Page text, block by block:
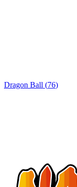
Dragon Ball (76)